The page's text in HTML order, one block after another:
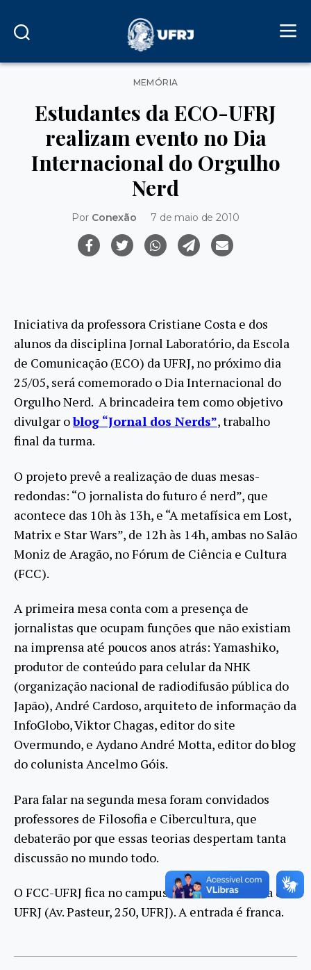
Categorias
MEMÓRIA
Estudantes da ECO-UFRJ
realizam evento no Dia
Internacional do Orgulho
Nerd
Por Conexão 7 de maio de 2010
Iniciativa da professora Cristiane Costa e dos
alunos da disciplina Jornal Laboratório, da Escola
de Comunicação (ECO) da UFRJ, no próximo dia
25/05, será comemorado o Dia Internacional do
Orgulho Nerd. A brincadeira tem como objetivo
divulgar oblog “Jornal dos Nerds”, trabalho
final da turma.
O projeto prevê a realização de duas mesas-
redondas: “O jornalista do futuro é nerd”, que
acontece das 10h às 13h, e “A metafísica em Lost,
Matrix e Star Wars”, de 12h às 14h, ambas no Salão
Moniz de Aragão, no Fórum de Ciência e Cultura
(FCC).
A primeira mesa conta com a presença de
jornalistas que ocupam funções que não existiam
na imprensa até poucos anos atrás: Yamashiko,
produtor de conteúdo para celular da NHK
(organização nacional de radiodifusão pública do
Japão), André Cardoso, arquiteto de informação da
InfoGlobo, Viktor Chagas, editor do site
Overmundo, e Aydano André Motta, editor do blog
do colunista Ancelmo Góis.
Para falar na segunda mesa foram convidados
professores de Filosofia e Cibercultura, que
debaterão por que essas teorias despertam tanta
discussão no mundo todo.
O FCC-UFRJ fica no campus da Praia Vermelha da
UFRJ (Av. Pasteur, 250, UFRJ). A entrada é franca.